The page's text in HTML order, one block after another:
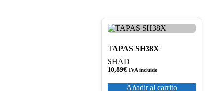
TAPAS SH38X
SHAD
10,89€ IVA incluido
Añadir al carrito